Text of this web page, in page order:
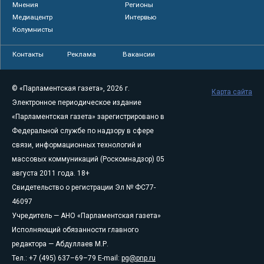
Мнения
Регионы
Медиацентр
Интервью
Колумнисты
Контакты Реклама Вакансии
© «Парламентская газета», 2026 г.
Электронное периодическое издание
«Парламентская газета» зарегистрировано в
Федеральной службе по надзору в сфере
связи, информационных технологий и
массовых коммуникаций (Роскомнадзор) 05
августа 2011 года. 18+
Свидетельство о регистрации Эл № ФС77-
46097
Учредитель — АНО «Парламентская газета»
Исполняющий обязанности главного
редактора — Абдуллаев М.Р.
Тел.: +7 (495) 637–69–79 E-mail: pg@pnp.ru
Карта сайта